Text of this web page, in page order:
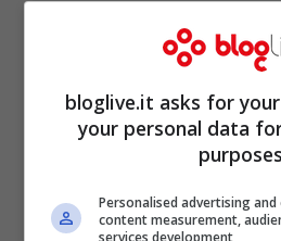
Cucina cinese: un
sapori differenti
bloglive.it asks for
your personal data
Personalised advertising
content measurement,
services development